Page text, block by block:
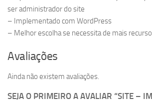
ser administrador do site
– Implementado com WordPress
– Melhor escolha se necessita de mais
Avaliações
Ainda não existem avaliações.
SEJA O PRIMEIRO A AVALIAR “SITE –